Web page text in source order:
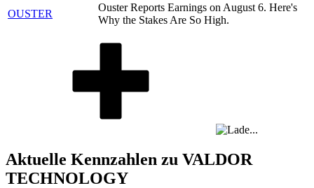
OUSTER
Ouster Reports Earnings on August 6. Here's
Why the Stakes Are So High.
Aktuelle Kennzahlen zu VALDOR
TECHNOLOGY